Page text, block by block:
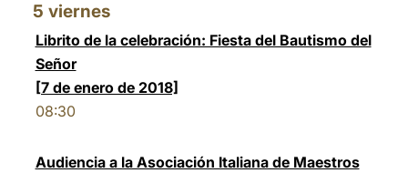
5 viernes
Librito de la celebración: Fiesta del Bautismo del
Señor
[7 de enero de 2018]
08:30
Audiencia a la Asociación Italiana de Maestros